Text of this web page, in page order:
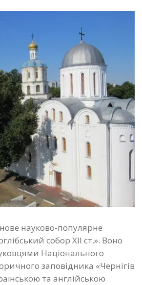
науково-популярне
собор ХІІ ст.». Воно
Національного
заповідника «Чернігів
та англійською